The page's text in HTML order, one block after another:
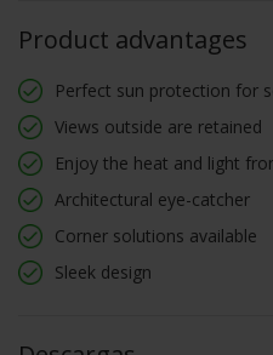
Product advantages
Perfect sun protection for
Views outside are retained
Enjoy the heat and light
Architectural eye-catcher
Corner solutions available
Sleek design